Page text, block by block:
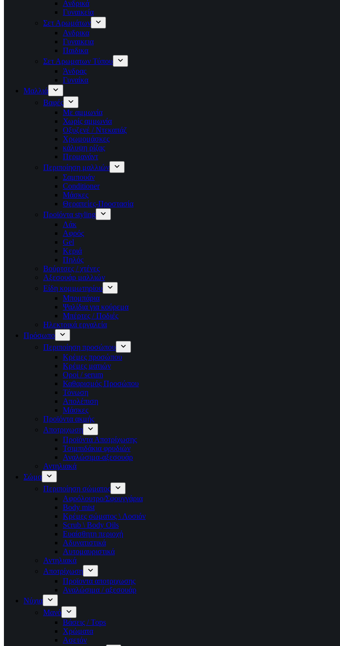
Ανδρικά
Γυναικεία
Σετ Αρωμάτων
Ανδρικα
Γυναικεια
Παιδικα
Σετ Αρωματων Τύπου
Άνδρας
Γυναίκα
Μαλλιά
Βαφές
Με αμμωνία
Χωρίς αμμωνία
Οξυζενέ / Ντεκαπάζ
Χρωμομάσκες
κάλυψη ρίζας
Περμανάντ
Περιποίηση μαλλιών
Σαμπουάν
Conditioner
Μάσκες
Θεραπείες-Προστασία
Προϊόντα styling
Λάκ
Αφρός
Gel
Κεριά
Πηλός
Βούρτσες / χτένες
Αξεσουάρ μαλλιών
Είδη κομμωτηρίου
Μπομπάρια
Ψαλίδια για κούρεμα
Μπέρτες / Ποδιές
Ηλεκτρικά εργαλεία
Πρόσωπο
Περιποίηση προσώπου
Κρέμες προσώπου
Κρέμες ματιών
Οροί / serum
Καθαρισμός Προσώπου
Τόνωση
Απολέπιση
Μάσκες
Προϊόντα ακμής
Αποτριχωση
Προϊόντα Αποτρίχωσης
Τσιμπιδάκια φρυδιών
Αναλώσιμα-αξεσουάρ
Αντηλιακά
Σώμα
Περιποίηση σώματος
Αφρόλουτρο/Σφουγγάρια
Body mist
Κρέμες σώματος \ Λοσιόν
Scrub \ Body Oils
Ευαίσθητη περιοχή
Αδυνατιστικά
Αυτομαυριστικά
Αντηλιακά
Αποτρίχωση
Προϊοντα αποτριχωσης
Αναλώσιμα / αξεσουάρ
Νύχια
Μανό
Βάσεις / Tops
Χρώματα
Ασετόν